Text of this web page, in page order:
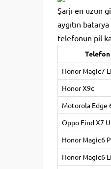
Şarjı en uzun
aygıtın
telefonun pil
Honor Magic7
Honor X9c
Motorola Edge
Oppo Find X7
Honor Magic6
Honor Magic6